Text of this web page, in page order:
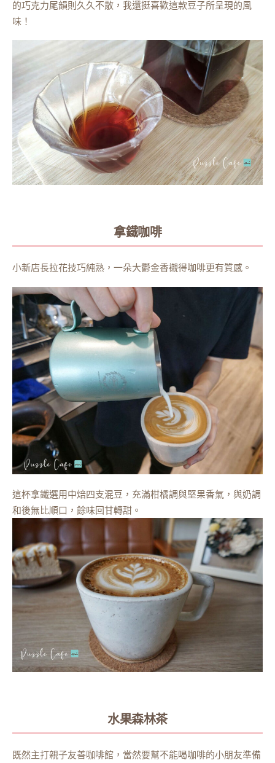
的巧克力尾韻則久久不散，我還挺喜歡這款豆子所呈現的風
味！
拿鐵咖啡
小新店長拉花技巧純熟，一朵大鬱金香襯得咖啡更有質感。
這杯拿鐵選用中焙四支混豆，充滿柑橘調與堅果香氣，與奶調
和後無比順口，餘味回甘轉甜。
水果森林茶
既然主打親子友善咖啡館，當然要幫不能喝咖啡的小朋友準備